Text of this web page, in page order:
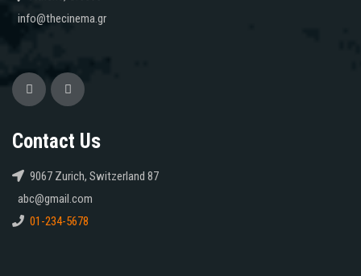
info@thecinema.gr
Contact Us
9067 Zurich, Switzerland 87
abc@gmail.com
01-234-5678